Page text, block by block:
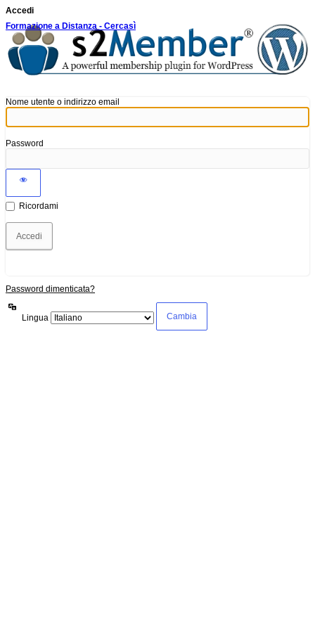
Accedi
Formazione a Distanza - Cercasì
Nome utente o indirizzo email
Password
Ricordami
Password dimenticata?
Lingua